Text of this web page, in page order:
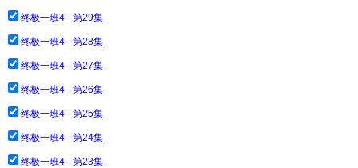
终极一班4 - 第29集
终极一班4 - 第28集
终极一班4 - 第27集
终极一班4 - 第26集
终极一班4 - 第25集
终极一班4 - 第24集
终极一班4 - 第23集